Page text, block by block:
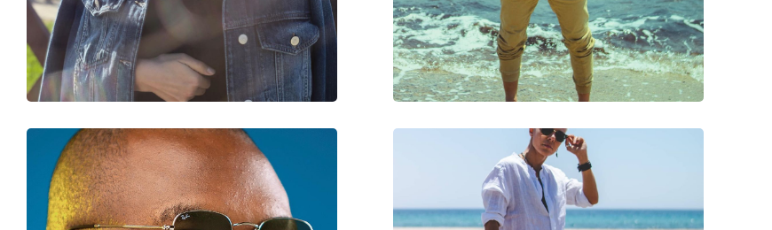
Marke:
Ray-Ban
Verwendung:
Mode
Mit Stärke verfügbar :
Nein